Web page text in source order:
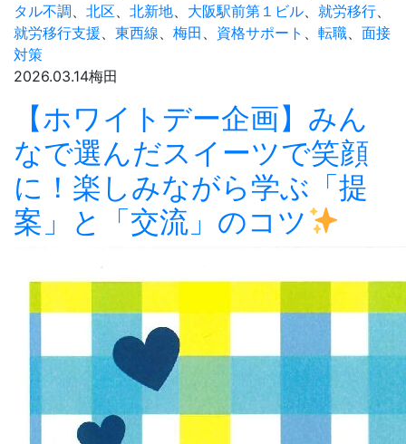
ン
ト
安
つ
魅
タル不調、 北区、 北新地、 大阪駅前第１ビル、 就労移行、
就労移行支援、 東西線、 梅田 、 資格サポート 、 転職、 面接
対策
2026.03.14梅田
【ホワイトデー企画】みん
なで選んだスイーツで笑顔
に！楽しみながら学ぶ「提
案」と「交流」のコツ